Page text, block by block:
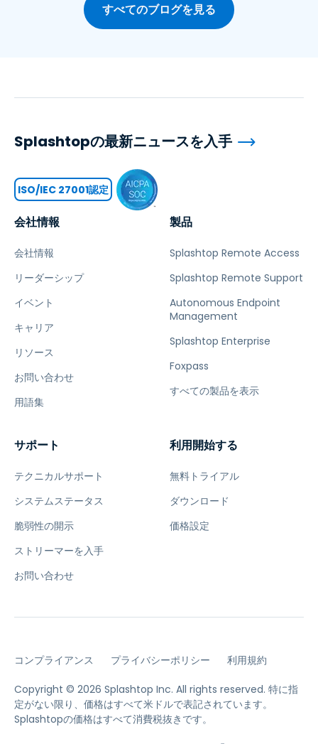
すべてのブログを見る
会社情報
会社情報
リーダーシップ
イベント
キャリア
リソース
お問い合わせ
用語集
製品
Splashtop Remote Access
Splashtop Remote Support
Autonomous Endpoint
Management
Splashtop Enterprise
Foxpass
すべての製品を表示
サポート
テクニカルサポート
システムステータス
脆弱性の開示
ストリーマーを入手
お問い合わせ
利用開始する
無料トライアル
ダウンロード
価格設定
Splashtopの最新ニュースを入手
ISO/IEC 27001認定
コンプライアンス プライバシーポリシー 利用規約
Copyright © 2026 Splashtop Inc. All rights reserved. 特に指
定がない限り、価格はすべて米ドルで表記されています。
Splashtopの価格はすべて消費税抜きです。